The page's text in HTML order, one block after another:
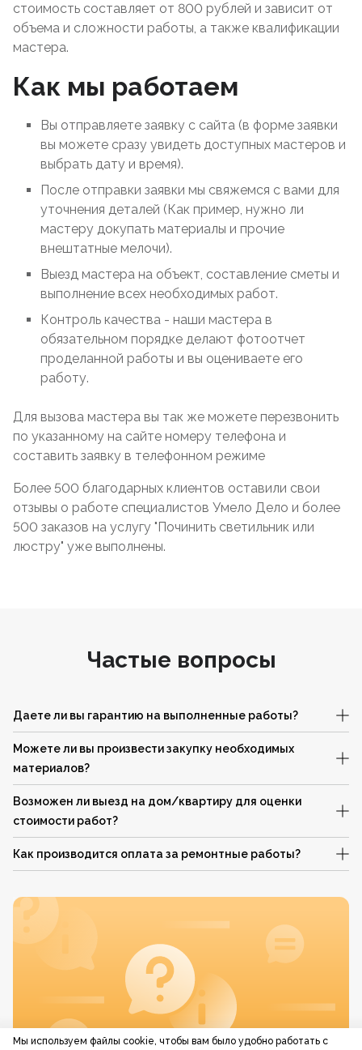
стоимость составляет от 800 рублей и зависит от
объема и сложности работы, а также квалификации
мастера.
Как мы работаем
Вы отправляете заявку с сайта (в форме заявки
вы можете сразу увидеть доступных мастеров и
выбрать дату и время).
После отправки заявки мы свяжемся с вами для
уточнения деталей (Как пример, нужно ли
мастеру докупать материалы и прочие
внештатные мелочи).
Выезд мастера на объект, составление сметы и
выполнение всех необходимых работ.
Контроль качества - наши мастера в
обязательном порядке делают фотоотчет
проделанной работы и вы оцениваете его
работу.
Для вызова мастера вы так же можете перезвонить
по указанному на сайте номеру телефона и
составить заявку в телефонном режиме
Более 500 благодарных клиентов оставили свои
отзывы о работе специалистов Умело Дело и более
500 заказов на услугу "Починить светильник или
люстру" уже выполнены.
Частые вопросы
Даете ли вы гарантию на выполненные работы?
Можете ли вы произвести закупку необходимых
материалов?
Возможен ли выезд на дом/квартиру для оценки
стоимости работ?
Как производится оплата за ремонтные работы?
Мы используем файлы cookie, чтобы вам было удобно работать с